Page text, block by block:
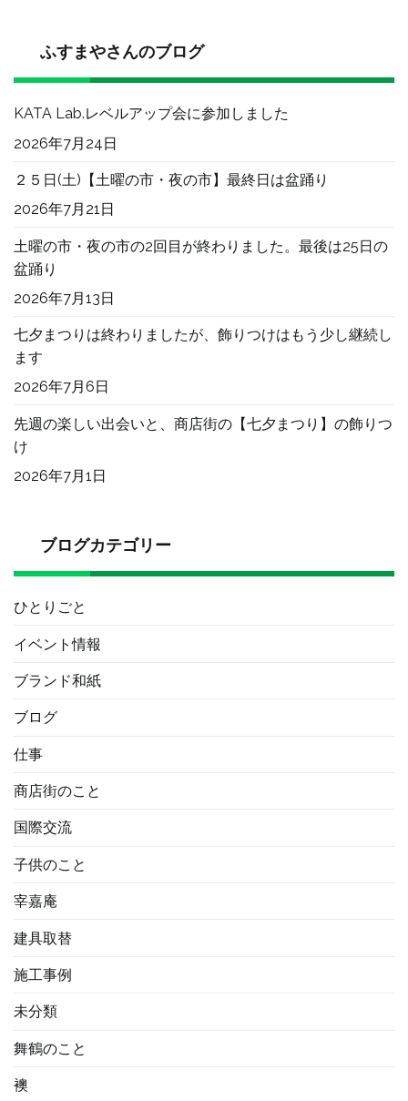
ふすまやさんのブログ
KATA Lab.レベルアップ会に参加しました
2026年7月24日
２５日(土)【土曜の市・夜の市】最終日は盆踊り
2026年7月21日
土曜の市・夜の市の2回目が終わりました。最後は25日の
盆踊り
2026年7月13日
七夕まつりは終わりましたが、飾りつけはもう少し継続し
ます
2026年7月6日
先週の楽しい出会いと、商店街の【七夕まつり】の飾りつ
け
2026年7月1日
ブログカテゴリー
ひとりごと
イベント情報
ブランド和紙
ブログ
仕事
商店街のこと
国際交流
子供のこと
宰嘉庵
建具取替
施工事例
未分類
舞鶴のこと
襖